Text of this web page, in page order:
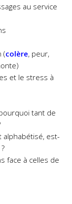
au service
(colère, peur,
et le stress à
tant de
alphabétisé, est-
face à celles de